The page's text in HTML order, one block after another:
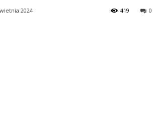
2024 0
419